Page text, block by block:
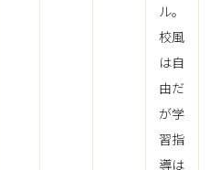
ル。
校風
は自
由だ
が学
習指
導は